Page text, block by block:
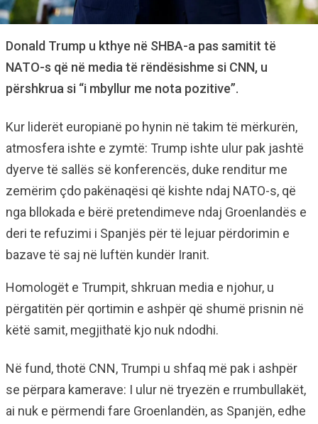
Donald Trump u kthye në SHBA-a pas samitit të
NATO-s që në media të rëndësishme si CNN, u
përshkrua si “i mbyllur me nota pozitive”.
Kur liderët europianë po hynin në takim të mërkurën,
atmosfera ishte e zymtë: Trump ishte ulur pak jashtë
dyerve të sallës së konferencës, duke renditur me
zemërim çdo pakënaqësi që kishte ndaj NATO-s, që
nga bllokada e bërë pretendimeve ndaj Groenlandës e
deri te refuzimi i Spanjës për të lejuar përdorimin e
bazave të saj në luftën kundër Iranit.
Homologët e Trumpit, shkruan media e njohur, u
përgatitën për qortimin e ashpër që shumë prisnin në
këtë samit, megjithatë kjo nuk ndodhi.
Në fund, thotë CNN, Trumpi u shfaq më pak i ashpër
se përpara kamerave: I ulur në tryezën e rrumbullakët,
ai nuk e përmendi fare Groenlandën, as Spanjën, edhe